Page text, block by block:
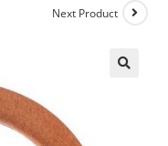
Next Product